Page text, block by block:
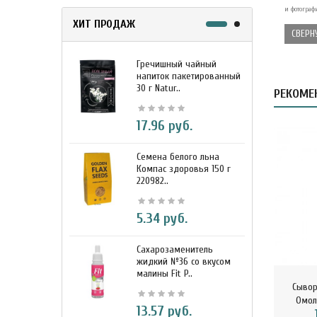
ХИТ ПРОДАЖ
Гречишный чайный
напиток пакетированный
30 г Natur..
17.96 руб.
Семена белого льна
Компас здоровья 150 г
220982..
5.34 руб.
Сахарозаменитель
жидкий №36 со вкусом
малины Fit P..
13.57 руб.
и